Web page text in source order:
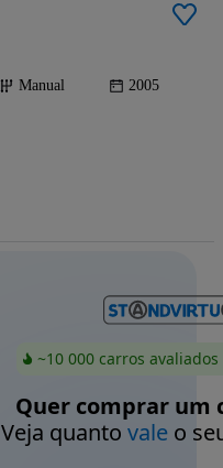
Manual 2005
~10 000 carros
Quer comprar um
Veja quanto valeo